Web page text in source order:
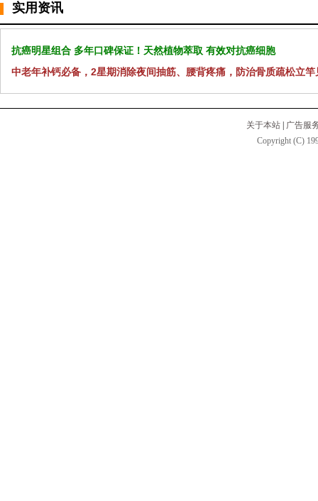
实用资讯
抗癌明星组合 多年口碑保证！天然植物萃取 有效对抗癌细胞
中老年补钙必备，2星期消除夜间抽筋、腰背疼痛，防治骨质疏松立竿
关于本站
广告服
Copyright (C)